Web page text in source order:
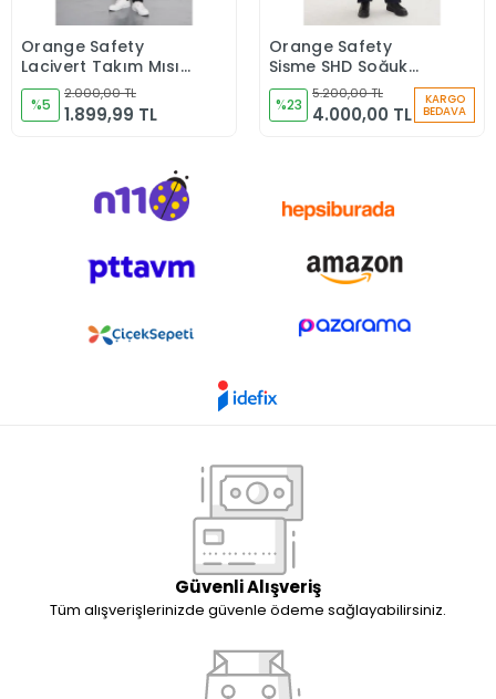
Sepete Ekle
Orange Safety
Lacivert Takım Mısır
Harman Karışımı
Yelek + Pantolon
%5
2.000,00 TL
1.899,99 TL
Sepete Ekle
Orange Safety
Şişme SHD Soğuk
Hava Montu + Soğuk
hava Tulum Takım
Reflektörlü Lacivert
%23
5.200,00 TL
4.000,00 TL
KARGO
BEDAVA
Güvenli Alışveriş
Tüm alışverişlerinizde güvenle ödeme sağlayabilirsiniz.